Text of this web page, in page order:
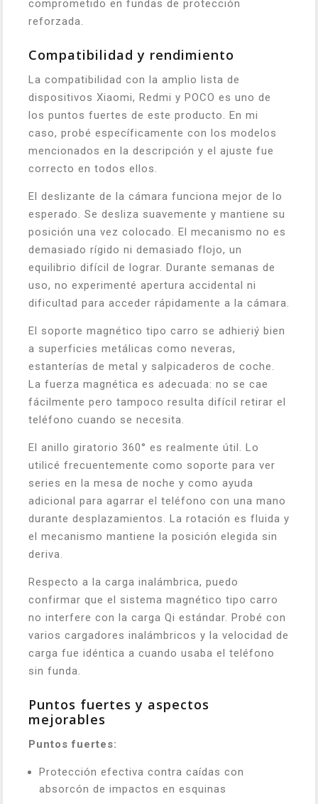
comprometido en fundas de protección
reforzada.
Compatibilidad y rendimiento
La compatibilidad con la amplio lista de
dispositivos Xiaomi, Redmi y POCO es uno de
los puntos fuertes de este producto. En mi
caso, probé específicamente con los modelos
mencionados en la descripción y el ajuste fue
correcto en todos ellos.
El deslizante de la cámara funciona mejor de lo
esperado. Se desliza suavemente y mantiene su
posición una vez colocado. El mecanismo no es
demasiado rígido ni demasiado flojo, un
equilibrio difícil de lograr. Durante semanas de
uso, no experimenté apertura accidental ni
dificultad para acceder rápidamente a la cámara.
El soporte magnético tipo carro se adhieriý bien
a superficies metálicas como neveras,
estanterías de metal y salpicaderos de coche.
La fuerza magnética es adecuada: no se cae
fácilmente pero tampoco resulta difícil retirar el
teléfono cuando se necesita.
El anillo giratorio 360° es realmente útil. Lo
utilicé frecuentemente como soporte para ver
series en la mesa de noche y como ayuda
adicional para agarrar el teléfono con una mano
durante desplazamientos. La rotación es fluida y
el mecanismo mantiene la posición elegida sin
deriva.
Respecto a la carga inalámbrica, puedo
confirmar que el sistema magnético tipo carro
no interfere con la carga Qi estándar. Probé con
varios cargadores inalámbricos y la velocidad de
carga fue idéntica a cuando usaba el teléfono
sin funda.
Puntos fuertes y aspectos
mejorables
Puntos fuertes:
Protección efectiva contra caídas con
absorcón de impactos en esquinas